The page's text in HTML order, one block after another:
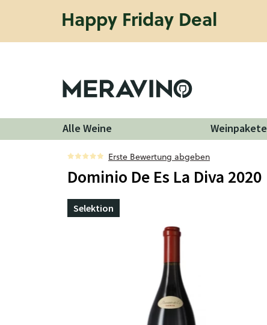
Happy Friday Deal
Alle Weine Weinpakete
Erste Bewertung abgeben
Dominio De Es La Diva 2020
Selektion